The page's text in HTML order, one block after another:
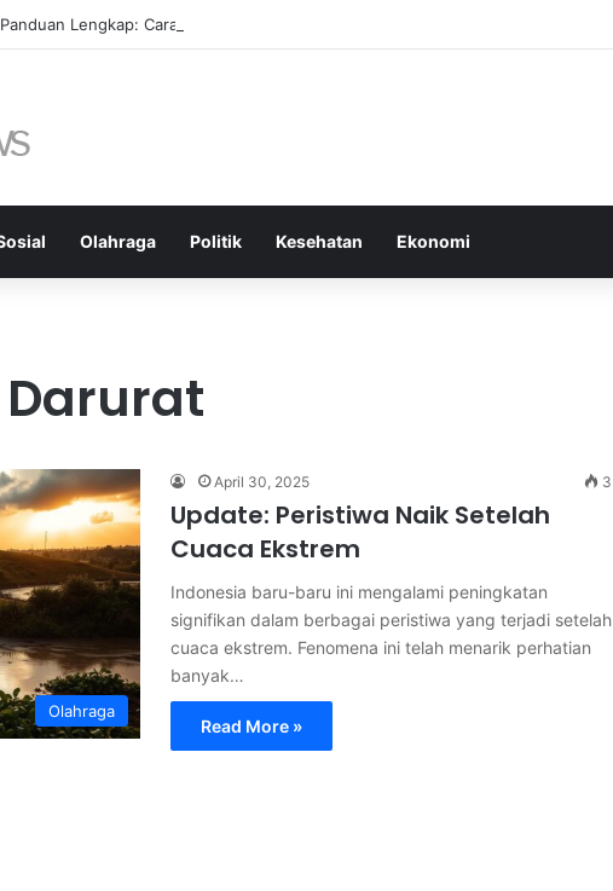
Panduan Lengkap: Cara Membuat Website Gratis Tanpa Coding
Olahraga Politik Kesehatan Ekonomi
Olahraga
April 30, 2025 3
Update: Peristiwa Naik Setelah
Cuaca Ekstrem
Indonesia baru-baru ini mengalami peningkatan
signifikan dalam berbagai peristiwa yang terjadi setelah
cuaca ekstrem. Fenomena ini telah menarik perhatian
banyak…
Read More »